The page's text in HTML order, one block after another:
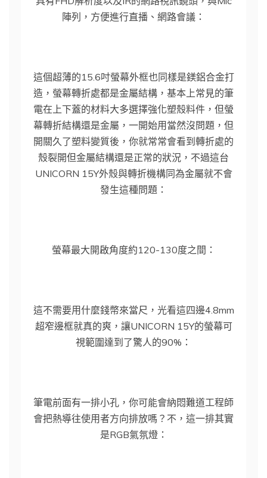
陣列，方便進行直播、網路會議：
這個超薄的15.6吋螢幕外框也同樣是鎂鋁合金打
造，螢幕轉折處都是金屬結構，基本上常見的筆
電在上下蓋的材料大多選擇強化塑殼料件，但螢
幕轉折結構還是金屬，一開始用當然沒問題，但
開關久了塑料變質後，你就常常會看到轉折處的
殼裂開但金屬結構還是正常的狀況，不過這台
UNICORN 15Y外殼與轉折機構同為金屬就不會
發生這種問題：
螢幕最大開啟角度約120-130度之間：
這不需要用什麼錢幣來當尺，光看這四邊4.8mm
超窄邊框就真的爽，讓UNICORN 15Y的螢幕可
視範圍達到了驚人的90%：
筆電前面有一排小孔，你可能會納悶難道工程師
會把熱導往使用者方向排放嗎？不，這一排其實
是RGB氣氛燈：